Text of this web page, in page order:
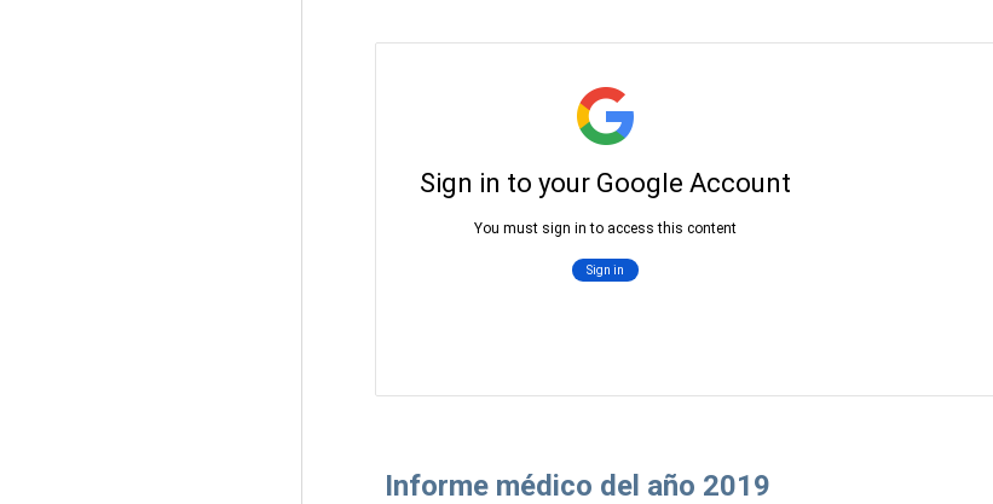
Informe médico del año 2019